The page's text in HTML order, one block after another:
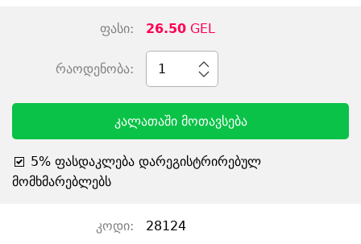
ფასი: 26.50GEL
რაოდენობა: 1
კალათაში მოთავსება
5% ფასდაკლება დარეგისტრირებულ
მომხმარებლებს
კოდი: 28124